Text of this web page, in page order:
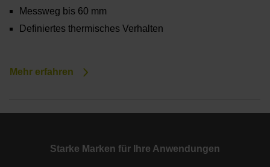
Messweg bis 60 mm
Definiertes thermisches Verhalten
Mehr erfahren
Starke Marken für Ihre Anwendungen